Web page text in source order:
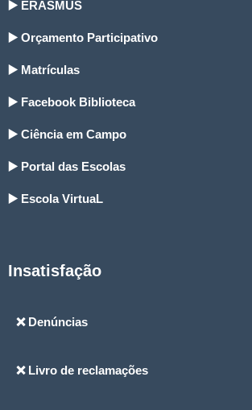
▶️ ERASMUS
▶️ Orçamento Participativo
▶️ Matrículas
▶️ Facebook Biblioteca
▶️ Ciência em Campo
▶️ Portal das Escolas
▶️ Escola VirtuaL
Insatisfação
❌ Denúncias
❌ Livro de reclamações